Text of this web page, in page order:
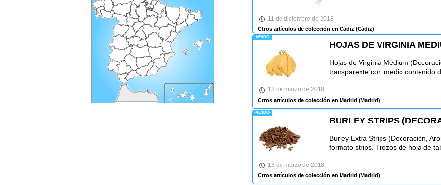
11 de diciembre de 2018
Otros artículos de colección en Cádiz (Cádiz)
-VENDO-
HOJAS DE VIRGINIA
Hojas de Virginia Medium
transparente con medio contenido
13 de marzo de 2018
Otros artículos de colección en Madrid (Madrid)
-VENDO-
BURLEY STRIPS
Burley Extra Strips (Decoración,
formato strips. Trozos de hoja de
13 de marzo de 2018
Otros artículos de colección en Madrid (Madrid)